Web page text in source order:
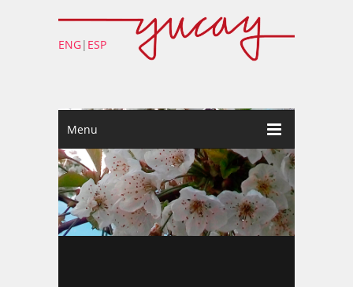
ENG| ESP
Menu